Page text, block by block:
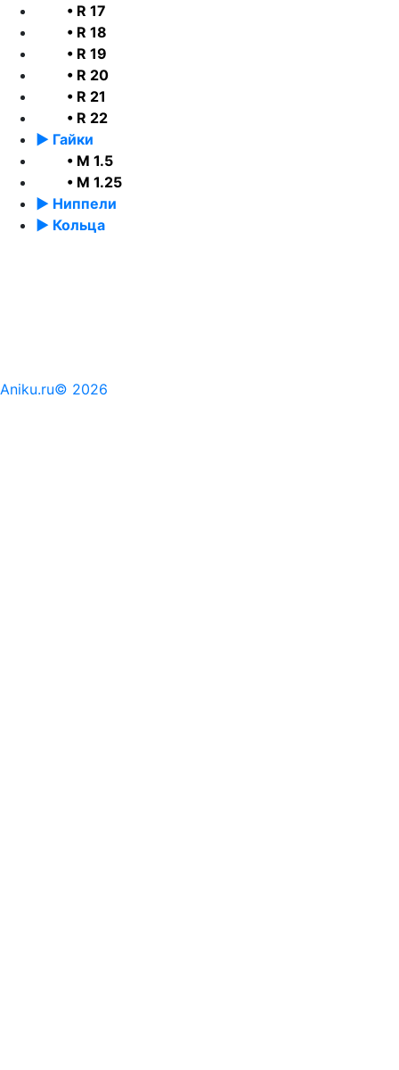
• R 17
• R 18
• R 19
• R 20
• R 21
• R 22
► Гайки
• М 1.5
• М 1.25
► Ниппели
► Кольца
Aniku.ru© 2026